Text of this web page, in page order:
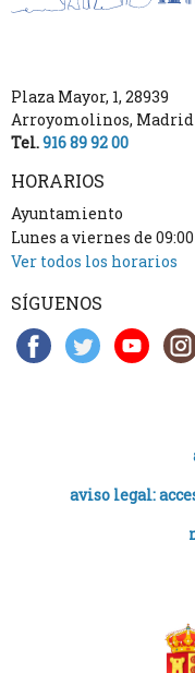
Plaza Mayor, 1, 28939
Arroyomolinos, Madrid
Tel.916 89 92 00
HORARIOS
Ayuntamiento
Lunes a viernes de 09:00
Ver todos los horarios
SÍGUENOS
aviso legal: